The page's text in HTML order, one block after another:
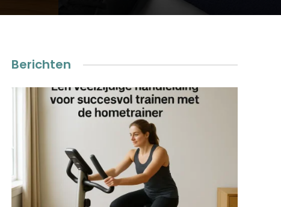
Berichten